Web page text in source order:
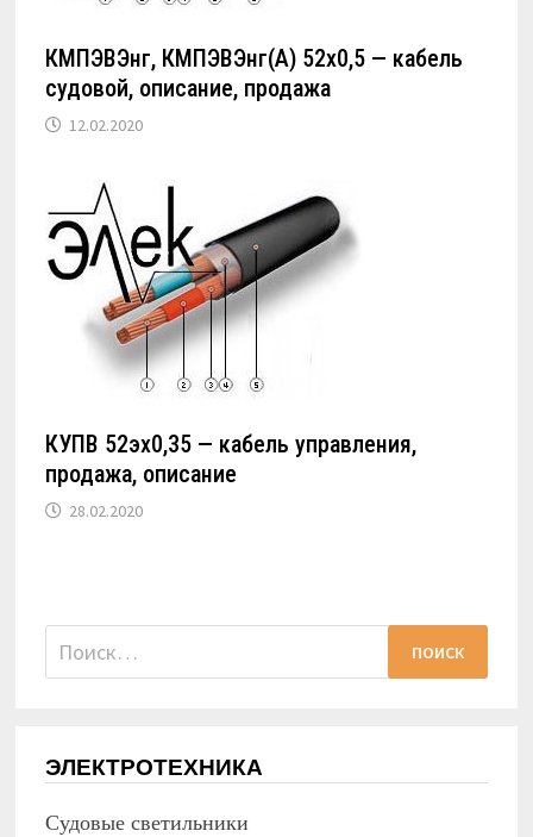
КМПЭВЭнг, КМПЭВЭнг(А) 52х0,5 — кабель
судовой, описание, продажа
12.02.2020
КУПВ 52эх0,35 — кабель управления,
продажа, описание
28.02.2020
Найти:
ЭЛЕКТРОТЕХНИКА
Судовые светильники